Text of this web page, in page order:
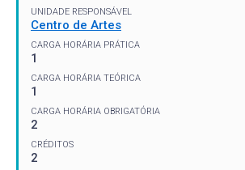
UNIDADE RESPONSÁVEL
Centro de Artes
CARGA HORÁRIA PRÁTICA
1
CARGA HORÁRIA TEÓRICA
1
CARGA HORÁRIA OBRIGATÓRIA
2
CRÉDITOS
2